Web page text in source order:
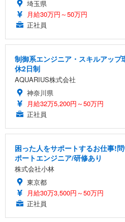
埼玉県
月給30万円～50万円
正社員
制御系エンジニア・スキルアッ
休2日制
AQUARIUS株式会社
神奈川県
月給32万5,200円～50万円
正社員
困った人をサポートするお仕事!
ポートエンジニア/研修あり
株式会社小林
東京都
月給30万3,500円～50万円
正社員